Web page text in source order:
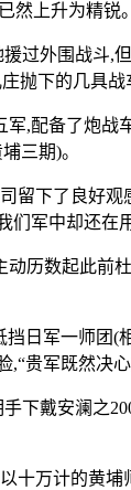
然上升为精锐。
过外围战斗,
抛下的几具
,配备了炮
三期)。
留下了良好
军中却还
历数起此前
日军一师团
贵军既然决
下戴安澜之
十万计的黄